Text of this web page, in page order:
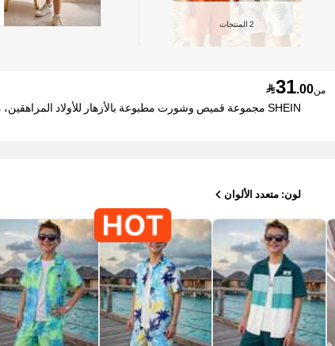
2 المنتجات
من 31.00
SHEIN مجموعة قميص وشورت مطبوعة بالأزهار للأولاد المراهقين، مناسبة للذهاب إلى المدرسة والرحلات، الاستخدام اليومي، الرياضة، الربيع والصيف، 2 قطعة
لون: متعدد الألوان